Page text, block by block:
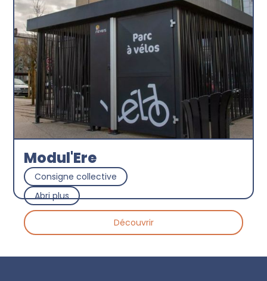
Modul'Ere
Consigne collective
Abri plus
Découvrir